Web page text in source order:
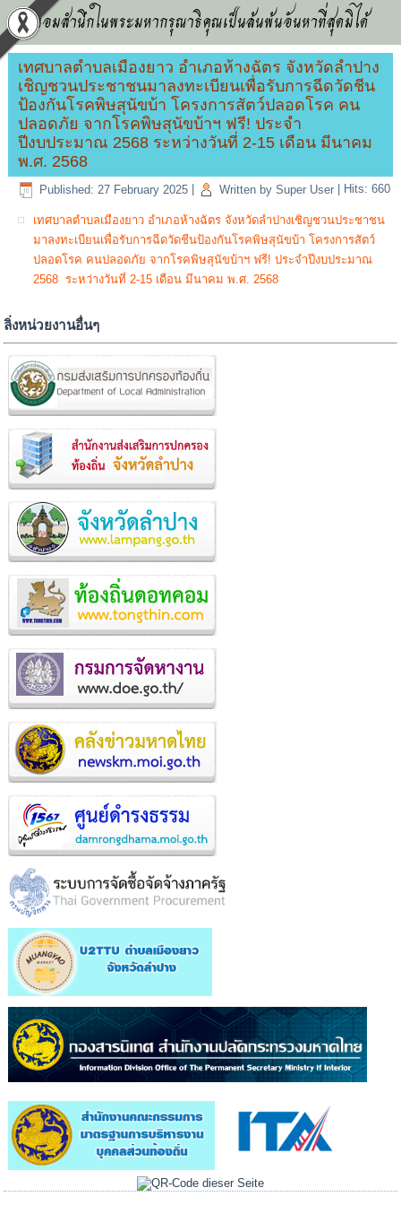
น้อมสำนึกในพระมหากรุณาธิคุณเป็นล้นพ้นอันหาที่สุดมิได้
เทศบาลตำบลเมืองยาว อำเภอห้างฉัตร จังหวัดลำปาง
เชิญชวนประชาชนมาลงทะเบียนเพื่อรับการฉีดวัดชีน
ป้องกันโรคพิษสุนัขบ้า โครงการสัตว์ปลอดโรค คน
ปลอดภัย จากโรคพิษสุนัขบ้าฯ ฟรี! ประจำ
ปีงบประมาณ 2568 ระหว่างวันที่ 2-15 เดือน มีนาคม
พ.ศ. 2568
Published: 27 February 2025 Written by Super User Hits: 660
เทศบาลตำบลเมืองยาว อำเภอห้างฉัตร จังหวัดลำปางเชิญชวนประชาชน
มาลงทะเบียนเพื่อรับการฉีดวัดชีนป้องกันโรคพิษสุนัขบ้า โครงการสัตว์
ปลอดโรค คนปลอดภัย จากโรคพิษสุนัขบ้าฯ ฟรี! ประจำปีงบประมาณ
2568 ระหว่างวันที่ 2-15 เดือน มีนาคม พ.ศ. 2568
ลิ่งหน่วยงานอื่นๆ